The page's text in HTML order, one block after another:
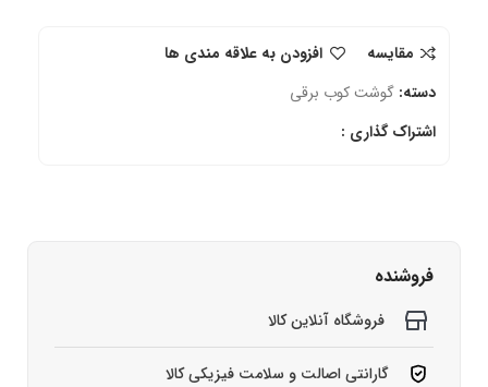
مقایسه
افزودن به علاقه مندی ها
دسته: گوشت کوب برقی
اشتراک گذاری :
فروشنده
فروشگاه آنلاین کالا
گارانتی اصالت و سلامت فیزیکی کالا